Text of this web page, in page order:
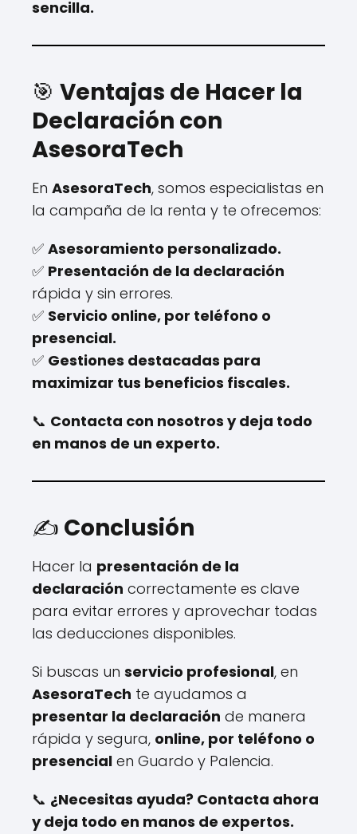
sencilla.
🎯 Ventajas de Hacer la
Declaración con
AsesoraTech
En AsesoraTech, somos especialistas en
la campaña de la renta y te ofrecemos:
✅ Asesoramiento personalizado.
✅ Presentación de la declaración
rápida y sin errores.
✅ Servicio online, por teléfono o
presencial.
✅ Gestiones destacadas para
maximizar tus beneficios fiscales.
📞 Contacta con nosotros y deja todo
en manos de un experto.
✍️ Conclusión
Hacer la presentación de la
declaración correctamente es clave
para evitar errores y aprovechar todas
las deducciones disponibles.
Si buscas un servicio profesional, en
AsesoraTech te ayudamos a
presentar la declaración de manera
rápida y segura, online, por teléfono o
presencial en Guardo y Palencia.
📞 ¿Necesitas ayuda? Contacta ahora
y deja todo en manos de expertos.